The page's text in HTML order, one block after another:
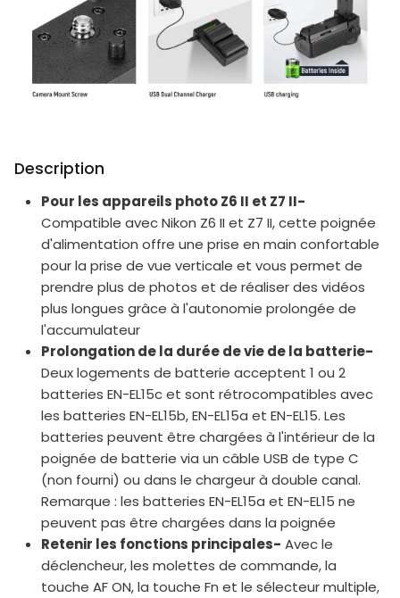
Description
Pour les appareils photo Z6 II et Z7 II-
Compatible avec Nikon Z6 II et Z7 II, cette poignée
d'alimentation offre une prise en main confortable
pour la prise de vue verticale et vous permet de
prendre plus de photos et de réaliser des vidéos
plus longues grâce à l'autonomie prolongée de
l'accumulateur
Prolongation de la durée de vie de la batterie-
Deux logements de batterie acceptent 1 ou 2
batteries EN-EL15c et sont rétrocompatibles avec
les batteries EN-EL15b, EN-EL15a et EN-EL15. Les
batteries peuvent être chargées à l'intérieur de la
poignée de batterie via un câble USB de type C
(non fourni) ou dans le chargeur à double canal.
Remarque : les batteries EN-EL15a et EN-EL15 ne
peuvent pas être chargées dans la poignée
Retenir les fonctions principales- Avec le
déclencheur, les molettes de commande, la
touche AF ON, la touche Fn et le sélecteur multiple,